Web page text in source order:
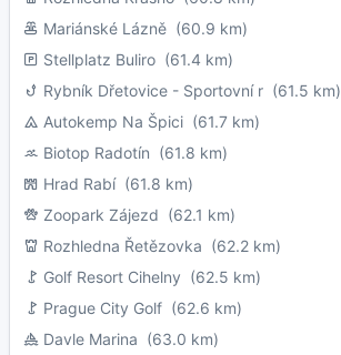
Mariánské Lázně (60.9 km)
Stellplatz Buliro (61.4 km)
Rybník Dřetovice - Sportovní r (61.5 km)
Autokemp Na Špici (61.7 km)
Biotop Radotín (61.8 km)
Hrad Rabí(61.8 km)
Zoopark Zájezd (62.1 km)
Rozhledna Řetězovka (62.2 km)
Golf Resort Cihelny (62.5 km)
Prague City Golf (62.6 km)
Davle Marina (63.0 km)